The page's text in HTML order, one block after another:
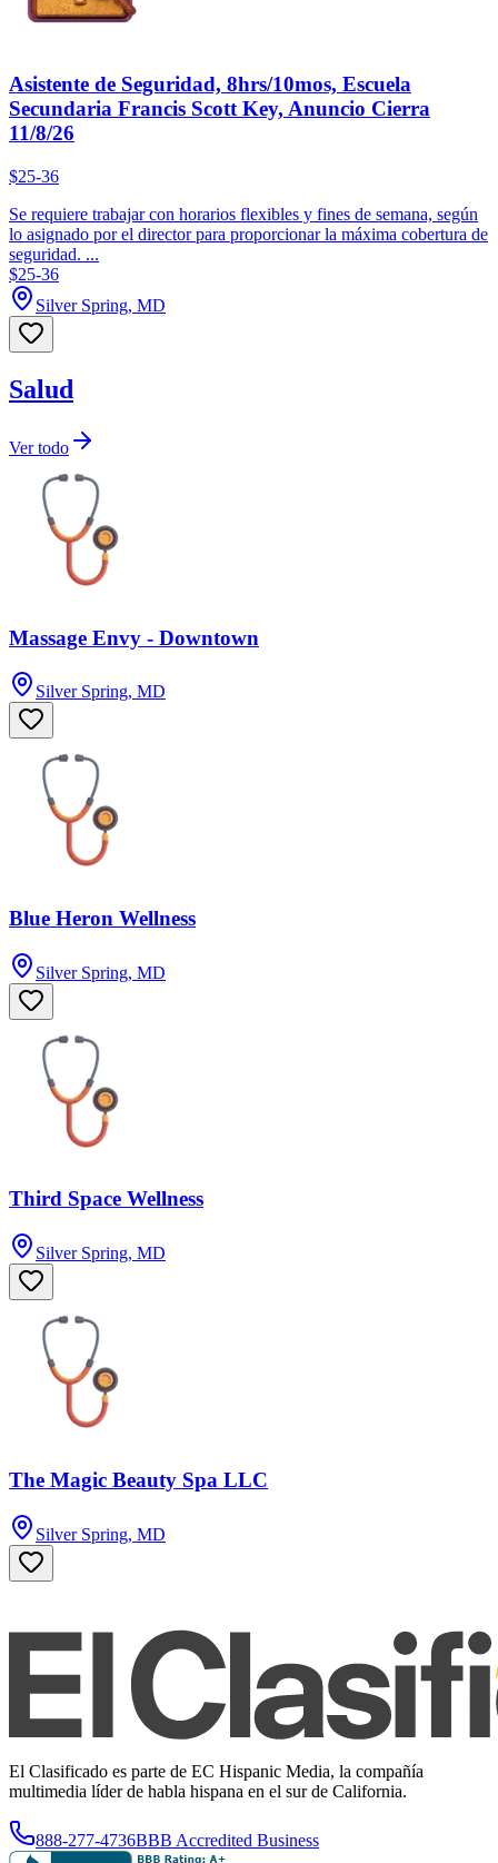
Asistente de Seguridad, 8hrs/10mos, Escuela
Secundaria Francis Scott Key, Anuncio Cierra
11/8/26
$25-36
Se requiere trabajar con horarios flexibles y fines de semana, según
lo asignado por el director para proporcionar la máxima cobertura de
seguridad. ...
$25-36
Silver Spring, MD
Salud
Ver todo
Massage Envy - Downtown
Silver Spring, MD
Blue Heron Wellness
Silver Spring, MD
Third Space Wellness
Silver Spring, MD
The Magic Beauty Spa LLC
Silver Spring, MD
El Clasificado es parte de EC Hispanic Media, la compañía
multimedia líder de habla hispana en el sur de California.
888-277-4736BBB Accredited Business